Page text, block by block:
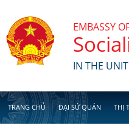
EMBASSY
IN THE
TRANG CHỦ ĐẠI SỨ QUÁN THỊ